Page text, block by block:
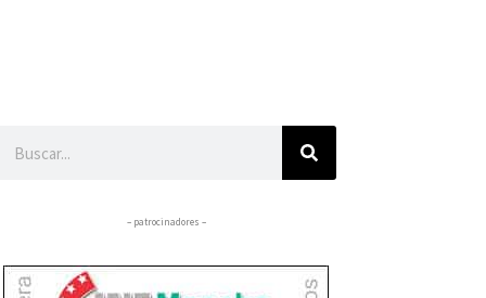
– patrocinadores –